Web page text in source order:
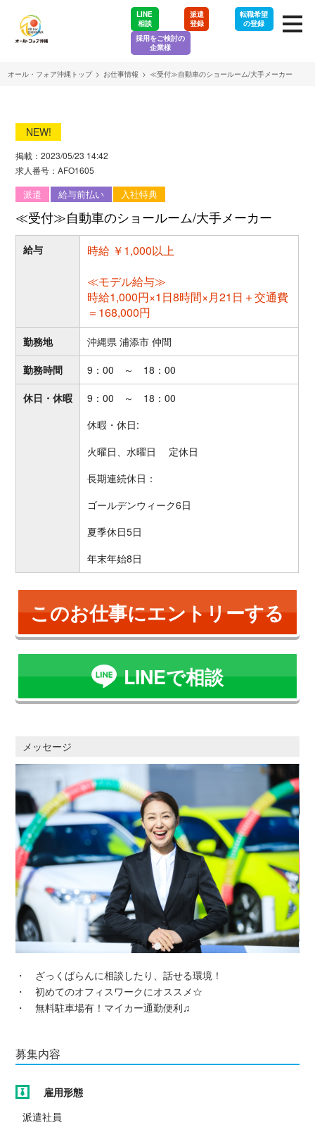
LINE
相談
派遣
登録
転職希望
の登録
採用をご検討の
企業様
オール・フォア沖縄トップ > お仕事情報 > ≪受付≫自動車のショールーム/大手メーカー
NEW!
掲載：2023/05/23 14:42
求人番号：AFO1605
派遣 給与前払い 入社特典
≪受付≫自動車のショールーム/大手メーカー
給与
時給 ￥1,000以上
≪モデル給与≫
時給1,000円×1日8時間×月21日＋交通費
＝168,000円
勤務地
沖縄県 浦添市 仲間
勤務時間
9：00 ～ 18：00
休日・休暇
9：00 ～ 18：00
休暇・休日:
火曜日、水曜日 定休日
長期連続休日：
ゴールデンウィーク6日
夏季休日5日
年末年始8日
このお仕事にエントリーする
LINEで相談
メッセージ
・ ざっくばらんに相談したり、話せる環境！
・ 初めてのオフィスワークにオススメ☆
・ 無料駐車場有！マイカー通勤便利♫
募集内容
雇用形態
派遣社員